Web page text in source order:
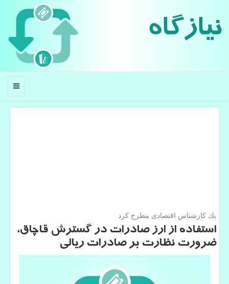
نیازگاه
منو
یك كارشناس اقتصادی مطرح كرد
استفاده از ارز صادرات در گسترش قاچاق،
ضرورت نظارت بر صادرات ریالی